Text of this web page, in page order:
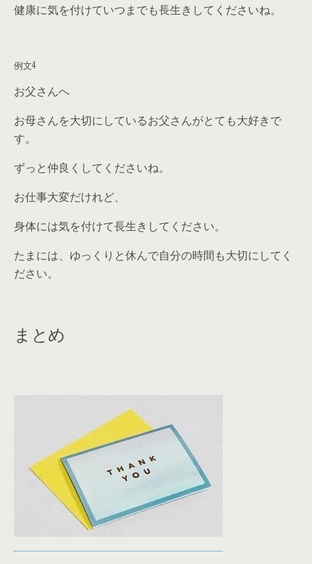
健康に気を付けていつまでも長生きしてくださいね。
例文4
お父さんへ
お母さんを大切にしているお父さんがとても大好きで
す。
ずっと仲良くしてくださいね。
お仕事大変だけれど、
身体には気を付けて長生きしてください。
たまには、ゆっくりと休んで自分の時間も大切にしてく
ださい。
まとめ